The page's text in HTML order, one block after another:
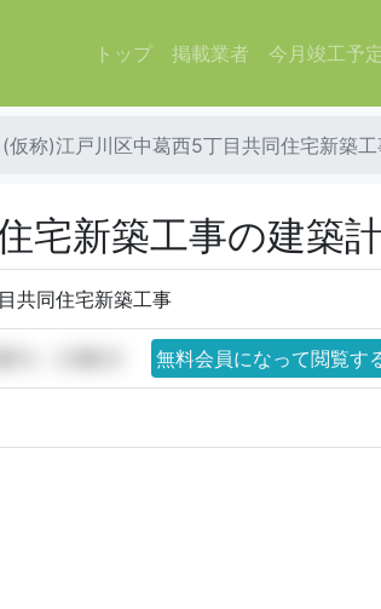
トップ 掲載業者 今月竣工予
(仮称)江戸川区中葛西5丁目共同住宅新築
宅新築工事の建築
共同住宅新築工事
無料会員になって閲覧す